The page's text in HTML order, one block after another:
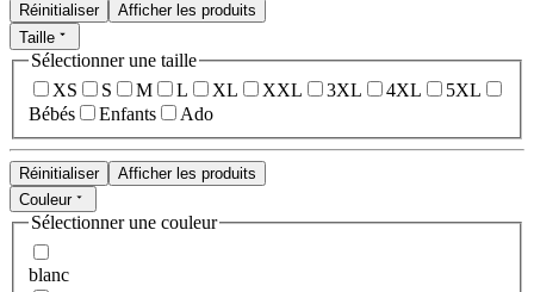
Réinitialiser
Afficher les produits
Taille
Sélectionner une taille
XS
S M L XL XXL 3XL 4XL
5XL
Bébés
Enfants Ado
Réinitialiser
Afficher les produits
Couleur
Sélectionner une couleur
blanc